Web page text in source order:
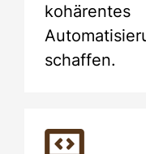
kohärentes
schaffen.